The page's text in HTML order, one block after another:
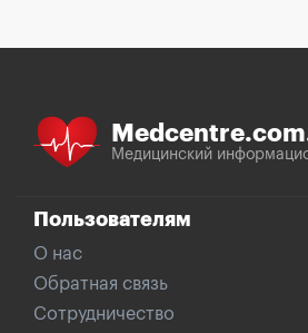
Медицинский
Пользователям
О нас
Обратная связь
Сотрудничество